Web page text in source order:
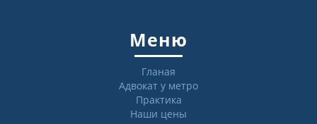
Меню
Гланая
Адвокат у метро
Практика
Наши цены